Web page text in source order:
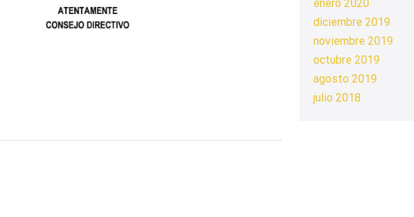
enero 2020
diciembre 2019
noviembre 2019
octubre 2019
agosto 2019
julio 2018